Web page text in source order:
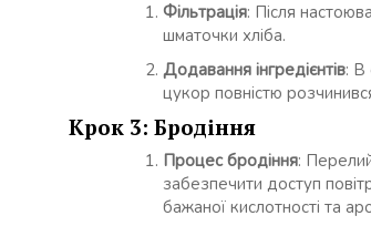
Фільтрація: Після
шматочки хліба.
Додавання інгредієнтів: В
цукор повністю
Крок 3: Бродіння
Процес бродіння:
забезпечити доступ
бажаної кислотності та